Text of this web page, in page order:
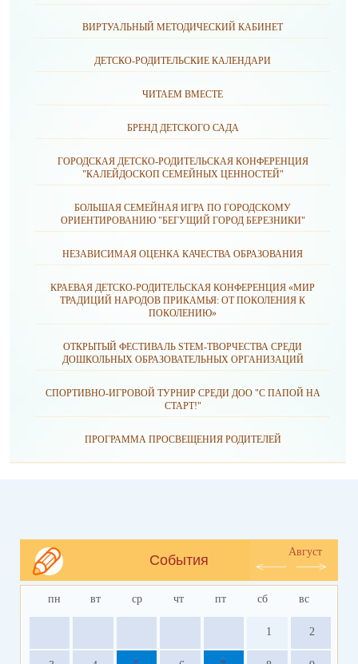
ВИРТУАЛЬНЫЙ МЕТОДИЧЕСКИЙ КАБИНЕТ
ДЕТСКО-РОДИТЕЛЬСКИЕ КАЛЕНДАРИ
ЧИТАЕМ ВМЕСТЕ
БРЕНД ДЕТСКОГО САДА
ГОРОДСКАЯ ДЕТСКО-РОДИТЕЛЬСКАЯ КОНФЕРЕНЦИЯ
"КАЛЕЙДОСКОП СЕМЕЙНЫХ ЦЕННОСТЕЙ"
БОЛЬШАЯ СЕМЕЙНАЯ ИГРА ПО ГОРОДСКОМУ
ОРИЕНТИРОВАНИЮ "БЕГУЩИЙ ГОРОД БЕРЕЗНИКИ"
НЕЗАВИСИМАЯ ОЦЕНКА КАЧЕСТВА ОБРАЗОВАНИЯ
КРАЕВАЯ ДЕТСКО-РОДИТЕЛЬСКАЯ КОНФЕРЕНЦИЯ «МИР
ТРАДИЦИЙ НАРОДОВ ПРИКАМЬЯ: ОТ ПОКОЛЕНИЯ К
ПОКОЛЕНИЮ»
ОТКРЫТЫЙ ФЕСТИВАЛЬ STEM-ТВОРЧЕСТВА СРЕДИ
ДОШКОЛЬНЫХ ОБРАЗОВАТЕЛЬНЫХ ОРГАНИЗАЦИЙ
СПОРТИВНО-ИГРОВОЙ ТУРНИР СРЕДИ ДОО "С ПАПОЙ НА
СТАРТ!"
ПРОГРАММА ПРОСВЕЩЕНИЯ РОДИТЕЛЕЙ
События
Август
пн вт ср чт пт сб вс
1 2